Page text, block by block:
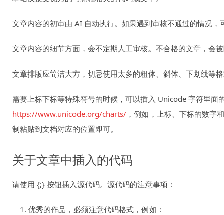
文章内容的初审由 AI 自动执行。如果遇到审核不通过的情况
文章内容的细节方面，会不定期人工审核。不合格的文章，会被
文章排版应简洁大方，切忌使用太多的粗体、斜体、下划线等格
需要上标下标等特殊符号的时候，可以插入 Unicode 字符里面
https://www.unicode.org/charts/ ，例如，上标、下标的数字
制粘贴到文档对应的位置即可。
关于文章中插入的代码
请使用 {;} 按钮插入源代码。源代码的注意事项：
优秀的作品，必须注意代码格式，例如：